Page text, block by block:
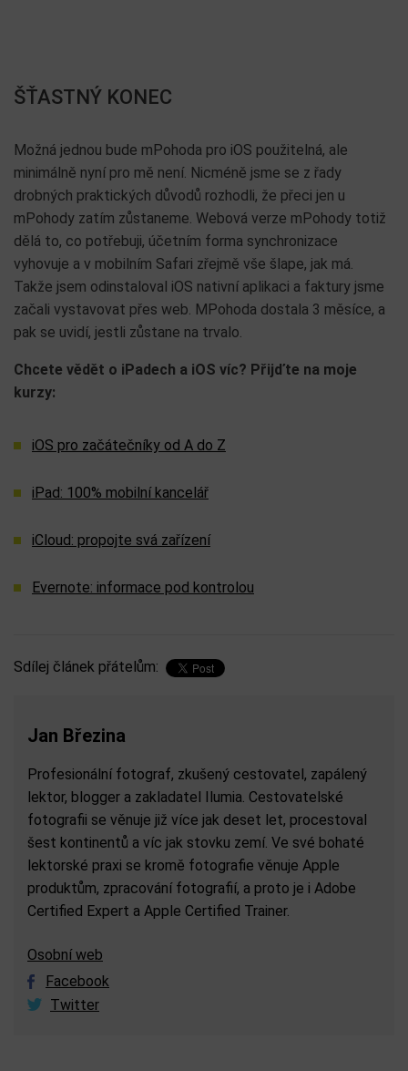
ŠŤASTNÝ KONEC
Možná jednou bude mPohoda pro iOS použitelná, ale
minimálně nyní pro mě není. Nicméně jsme se z řady
drobných praktických důvodů rozhodli, že přeci jen u
mPohody zatím zůstaneme. Webová verze mPohody totiž
dělá to, co potřebuji, účetním forma synchronizace
vyhovuje a v mobilním Safari zřejmě vše šlape, jak má.
Takže jsem odinstaloval iOS nativní aplikaci a faktury jsme
začali vystavovat přes web. MPohoda dostala 3 měsíce, a
pak se uvidí, jestli zůstane na trvalo.
Chcete vědět o iPadech a iOS víc? Přijďte na moje
kurzy:
iOS pro začátečníky od A do Z
iPad: 100% mobilní kancelář
iCloud: propojte svá zařízení
Evernote: informace pod kontrolou
Sdílej článek přátelům:
Jan Březina
Profesionální fotograf, zkušený cestovatel, zapálený
lektor, blogger a zakladatel Ilumia. Cestovatelské
fotografii se věnuje již více jak deset let, procestoval
šest kontinentů a víc jak stovku zemí. Ve své bohaté
lektorské praxi se kromě fotografie věnuje Apple
produktům, zpracování fotografií, a proto je i Adobe
Certified Expert a Apple Certified Trainer.
Osobní web
Facebook
Twitter